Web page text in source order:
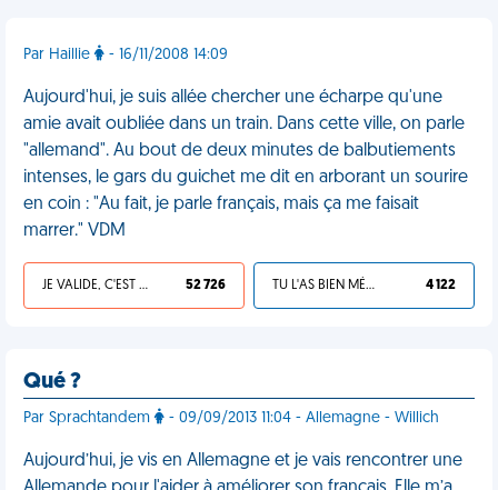
Par Haillie - 16/11/2008 14:09
Aujourd'hui, je suis allée chercher une écharpe qu'une
amie avait oubliée dans un train. Dans cette ville, on parle
"allemand". Au bout de deux minutes de balbutiements
intenses, le gars du guichet me dit en arborant un sourire
en coin : "Au fait, je parle français, mais ça me faisait
marrer." VDM
JE VALIDE, C'EST UNE VDM 52 726 TU L'AS BIEN MÉRITÉ 4 122
Qué ?
Par Sprachtandem - 09/09/2013 11:04 - Allemagne - Willich
Aujourd’hui, je vis en Allemagne et je vais rencontrer une